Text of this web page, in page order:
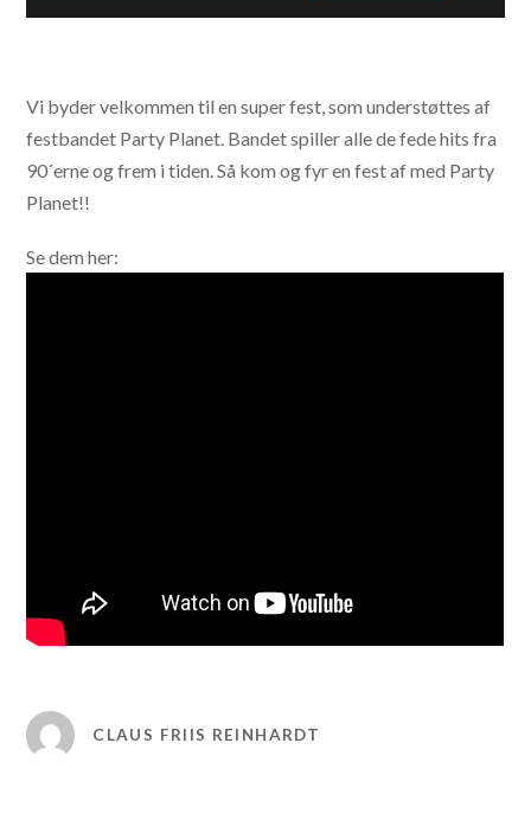
Vi byder velkommen til en super fest, som understøttes af
festbandet Party Planet. Bandet spiller alle de fede hits fra
90´erne og frem i tiden. Så kom og fyr en fest af med Party
Planet!!
Se dem her:
CLAUS FRIIS REINHARDT